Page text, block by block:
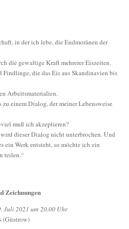
in der ich lebe, die Endmoränen der
die gewaltige Kraft mehrerer Eiszeiten.
die das Eis aus Skandinavien bis
Arbeitsmaterialien.
einem Dialog, der meiner Lebensweise
muß ich akzeptieren?
dieser Dialog nicht unterbrochen. Und
ein Werk entsteht, so möchte ich ein
teilen.“
Zeichnungen
Juli 2021 um 20.00 Uhr
(Güstrow)